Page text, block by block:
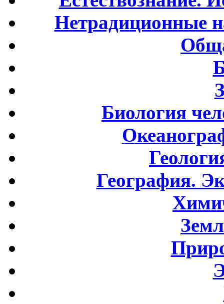
Нетрадиционные
Биология
География.